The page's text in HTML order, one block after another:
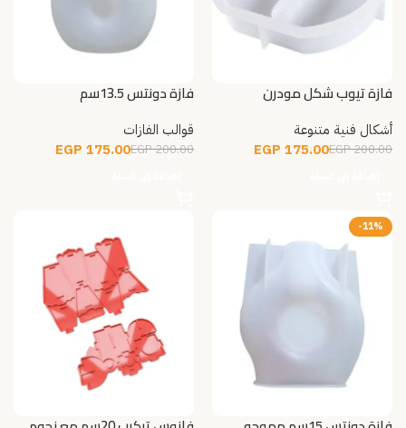
فازة تيوب شكل مودرن
أشكال فنية متنوعة
200.00
EGP
175.00
EGP
فازة دونتس 13.5سم
قوالب الفازات
200.00
EGP
175.00
EGP
-11%